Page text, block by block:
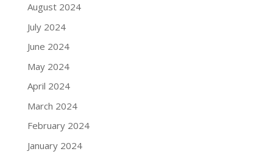
August 2024
July 2024
June 2024
May 2024
April 2024
March 2024
February 2024
January 2024